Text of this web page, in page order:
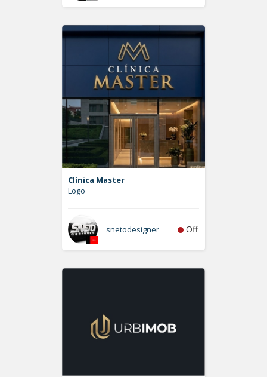
Clínica Master
Logo
snetodesigner Off